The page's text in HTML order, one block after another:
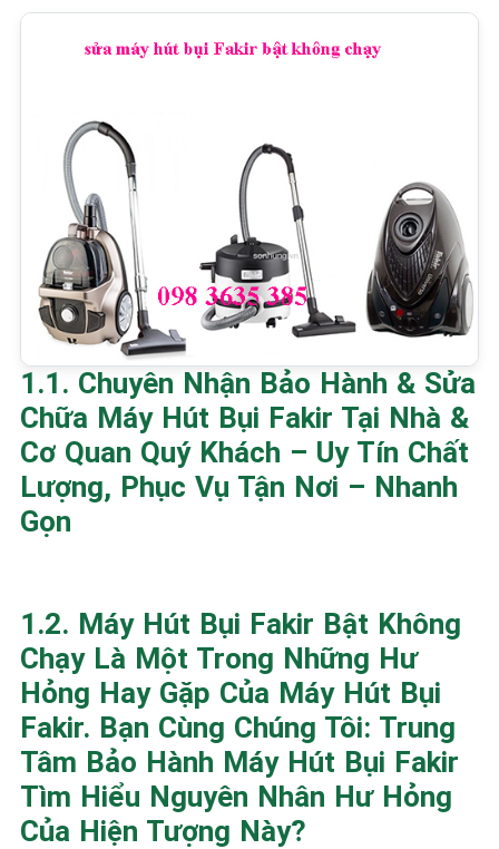
1.1. Chuyên Nhận Bảo Hành & Sửa
Chữa Máy Hút Bụi Fakir Tại Nhà &
Cơ Quan Quý Khách – Uy Tín Chất
Lượng, Phục Vụ Tận Nơi – Nhanh
Gọn
1.2. Máy Hút Bụi Fakir Bật Không
Chạy Là Một Trong Những Hư
Hỏng Hay Gặp Của Máy Hút Bụi
Fakir. Bạn Cùng Chúng Tôi: Trung
Tâm Bảo Hành Máy Hút Bụi Fakir
Tìm Hiểu Nguyên Nhân Hư Hỏng
Của Hiện Tượng Này?